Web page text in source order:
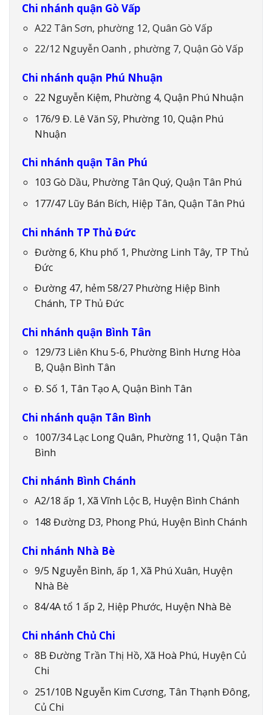
Chi nhánh quận Gò Vấp
A22 Tân Sơn, phường 12, Quân Gò Vấp
22/12 Nguyễn Oanh , phường 7, Quận Gò Vấp
Chi nhánh quận Phú Nhuận
22 Nguyễn Kiệm, Phường 4, Quận Phú Nhuận
176/9 Đ. Lê Văn Sỹ, Phường 10, Quận Phú
Nhuận
Chi nhánh quận Tân Phú
103 Gò Dầu, Phường Tân Quý, Quận Tân Phú
177/47 Lũy Bán Bích, Hiệp Tân, Quận Tân Phú
Chi nhánh TP Thủ Đức
Đường 6, Khu phố 1, Phường Linh Tây, TP Thủ
Đức
Đường 47, hẻm 58/27 Phường Hiệp Bình
Chánh, TP Thủ Đức
Chi nhánh quận Bình Tân
129/73 Liên Khu 5-6, Phường Bình Hưng Hòa
B, Quận Bình Tân
Đ. Số 1, Tân Tạo A, Quận Bình Tân
Chi nhánh quận Tân Bình
1007/34 Lạc Long Quân, Phường 11, Quận Tân
Bình
Chi nhánh Bình Chánh
A2/18 ấp 1, Xã Vĩnh Lộc B, Huyện Bình Chánh
148 Đường D3, Phong Phú, Huyện Bình Chánh
Chi nhánh Nhà Bè
9/5 Nguyễn Bình, ấp 1, Xã Phú Xuân, Huyện
Nhà Bè
84/4A tổ 1 ấp 2, Hiệp Phước, Huyện Nhà Bè
Chi nhánh Chủ Chi
8B Đường Trần Thị Hồ, Xã Hoà Phú, Huyện Củ
Chi
251/10B Nguyễn Kim Cương, Tân Thạnh Đông,
Củ Chi